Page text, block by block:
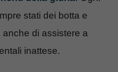
stati dei botta e
di assistere a
inattese.